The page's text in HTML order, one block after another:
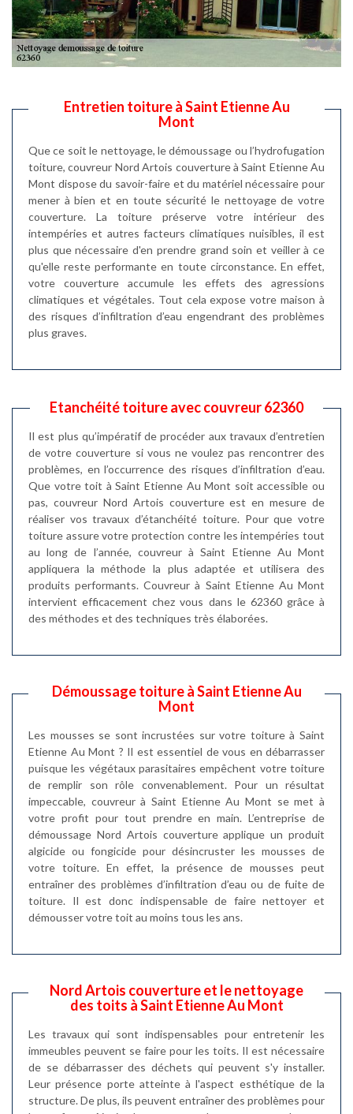
Entretien toiture à Saint Etienne Au
Mont
Que ce soit le nettoyage, le démoussage ou l’hydrofugation
toiture, couvreur Nord Artois couverture à Saint Etienne Au
Mont dispose du savoir-faire et du matériel nécessaire pour
mener à bien et en toute sécurité le nettoyage de votre
couverture. La toiture préserve votre intérieur des
intempéries et autres facteurs climatiques nuisibles, il est
plus que nécessaire d'en prendre grand soin et veiller à ce
qu'elle reste performante en toute circonstance. En effet,
votre couverture accumule les effets des agressions
climatiques et végétales. Tout cela expose votre maison à
des risques d’infiltration d’eau engendrant des problèmes
plus graves.
Etanchéité toiture avec couvreur 62360
Il est plus qu’impératif de procéder aux travaux d’entretien
de votre couverture si vous ne voulez pas rencontrer des
problèmes, en l’occurrence des risques d’infiltration d’eau.
Que votre toit à Saint Etienne Au Mont soit accessible ou
pas, couvreur Nord Artois couverture est en mesure de
réaliser vos travaux d’étanchéité toiture. Pour que votre
toiture assure votre protection contre les intempéries tout
au long de l’année, couvreur à Saint Etienne Au Mont
appliquera la méthode la plus adaptée et utilisera des
produits performants. Couvreur à Saint Etienne Au Mont
intervient efficacement chez vous dans le 62360 grâce à
des méthodes et des techniques très élaborées.
Démoussage toiture à Saint Etienne Au
Mont
Les mousses se sont incrustées sur votre toiture à Saint
Etienne Au Mont ? Il est essentiel de vous en débarrasser
puisque les végétaux parasitaires empêchent votre toiture
de remplir son rôle convenablement. Pour un résultat
impeccable, couvreur à Saint Etienne Au Mont se met à
votre profit pour tout prendre en main. L’entreprise de
démoussage Nord Artois couverture applique un produit
algicide ou fongicide pour désincruster les mousses de
votre toiture. En effet, la présence de mousses peut
entraîner des problèmes d’infiltration d’eau ou de fuite de
toiture. Il est donc indispensable de faire nettoyer et
démousser votre toit au moins tous les ans.
Nord Artois couverture et le nettoyage
des toits à Saint Etienne Au Mont
Les travaux qui sont indispensables pour entretenir les
immeubles peuvent se faire pour les toits. Il est nécessaire
de se débarrasser des déchets qui peuvent s'y installer.
Leur présence porte atteinte à l'aspect esthétique de la
structure. De plus, ils peuvent entraîner des problèmes pour